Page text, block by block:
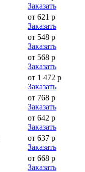
Заказать
от 621 р
Заказать
от 548 р
Заказать
от 568 р
Заказать
от 1 472 р
Заказать
от 768 р
Заказать
от 642 р
Заказать
от 637 р
Заказать
от 668 р
Заказать